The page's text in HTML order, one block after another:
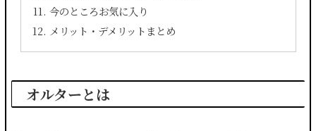
今のところお気に入り
メリット・デメリットまとめ
オルターとは